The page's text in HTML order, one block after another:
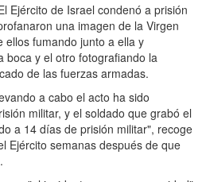
Ejército de Israel condenó a prisión
una imagen de la Virgen
fumando junto a ella y
boca y el otro fotografiando la
de las fuerzas armadas.
a cabo el acto ha sido
militar, y el soldado que grabó el
a 14 días de prisión militar", recoge
Ejército semanas después de que